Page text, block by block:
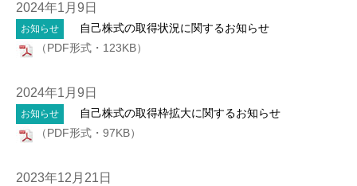
2024年1月9日
お知らせ
自己株式の取得状況に関するお知らせ
（PDF形式・123KB）
2024年1月9日
お知らせ
自己株式の取得枠拡大に関するお知らせ
（PDF形式・97KB）
2023年12月21日